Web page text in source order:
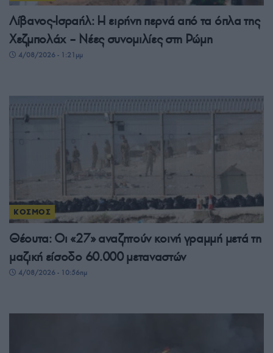
Λίβανος-Ισραήλ: Η ειρήνη περνά από τα όπλα της
Χεζμπολάχ – Νέες συνομιλίες στη Ρώμη
4/08/2026 - 1:21μμ
ΚΟΣΜΟΣ
Θέουτα: Οι «27» αναζητούν κοινή γραμμή μετά τη
μαζική είσοδο 60.000 μεταναστών
4/08/2026 - 10:56πμ